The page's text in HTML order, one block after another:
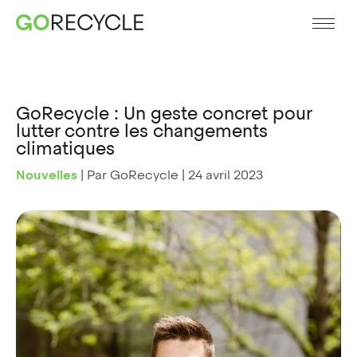
GoRecycle : Un geste concret pour
lutter contre les changements
climatiques
Nouvelles | Par GoRecycle | 24 avril 2023